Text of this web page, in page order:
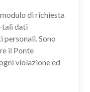
di richiesta
tali dati
Sono
il Ponte
violazione ed